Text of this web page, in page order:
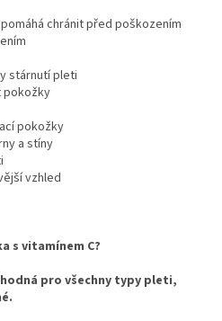
chránit před poškozením
stárnutí pleti
pokožky
pokožky
a stíny
vzhled
s vitamínem C?
pro všechny typy pleti,